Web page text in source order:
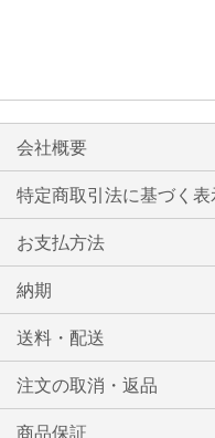
会社概要
特定商取引法に基づく表
お支払方法
納期
送料・配送
注文の取消・返品
商品保証